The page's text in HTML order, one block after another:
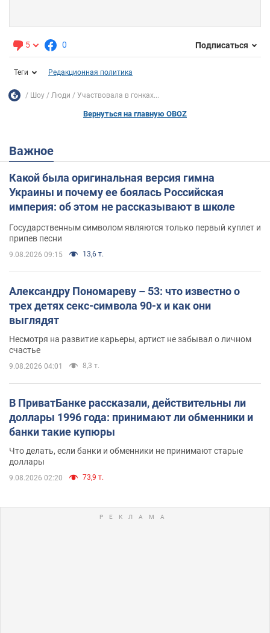
5 0 Подписаться
Теги Редакционная политика
Шоу Люди Участвовала в гонках...
Вернуться на главную OBOZ
Важное
Какой была оригинальная версия гимна
Украины и почему ее боялась Российская
империя: об этом не рассказывают в школе
Государственным символом являются только первый куплет и
припев песни
9.08.2026 09:15 13,6 т.
Александру Пономареву – 53: что известно о
трех детях секс-символа 90-х и как они
выглядят
Несмотря на развитие карьеры, артист не забывал о личном
счастье
9.08.2026 04:01 8,3 т.
В ПриватБанке рассказали, действительны ли
доллары 1996 года: принимают ли обменники и
банки такие купюры
Что делать, если банки и обменники не принимают старые
доллары
9.08.2026 02:20 73,9 т.